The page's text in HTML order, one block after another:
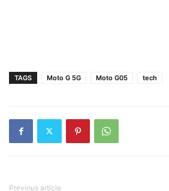
TAGS Moto G 5G Moto G05 tech
Previous article